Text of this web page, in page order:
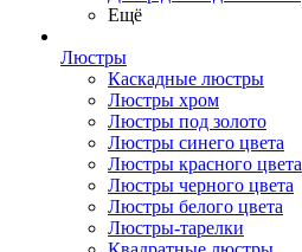
Ещё
Люстры
Каскадные люстры
Люстры хром
Люстры под золото
Люстры синего цвета
Люстры красного цвета
Люстры черного цвета
Люстры белого цвета
Люстры-тарелки